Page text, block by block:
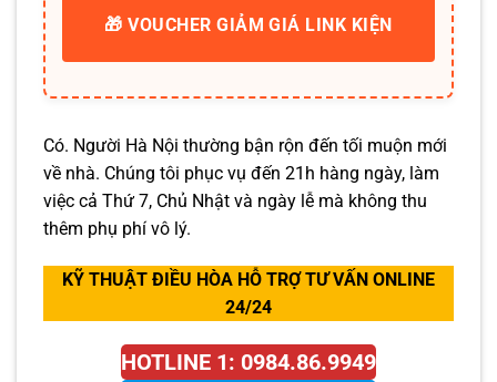
🎁 VOUCHER GIẢM GIÁ LINK KIỆN
Có. Người Hà Nội thường bận rộn đến tối muộn mới
về nhà. Chúng tôi phục vụ đến 21h hàng ngày, làm
việc cả Thứ 7, Chủ Nhật và ngày lễ mà không thu
thêm phụ phí vô lý.
KỸ THUẬT ĐIỀU HÒA HỖ TRỢ TƯ VẤN ONLINE
24/24
HOTLINE 1: 0984.86.9949